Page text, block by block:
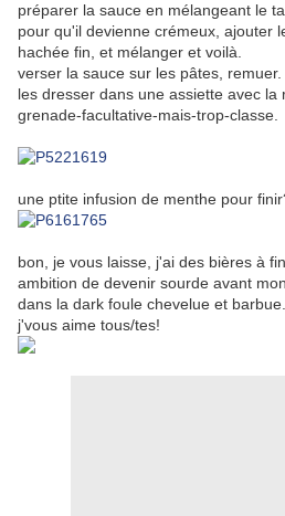
préparer la sauce en mélangeant le
pour qu'il devienne crémeux, ajouter
hachée fin, et mélanger et voilà.
verser la sauce sur les pâtes, remuer.
les dresser dans une assiette avec la
grenade-facultative-mais-trop-classe.
une ptite infusion de menthe pour
bon, je vous laisse, j'ai des bières à
ambition de devenir sourde avant
dans la dark foule chevelue et barbue.
j'vous aime tous/tes!